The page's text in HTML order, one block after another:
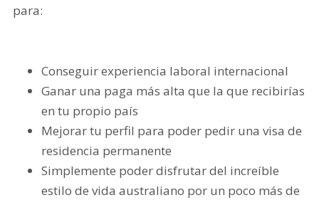
para:
Conseguir experiencia laboral internacional
Ganar una paga más alta que la que recibirías
en tu propio país
Mejorar tu perfil para poder pedir una visa de
residencia permanente
Simplemente poder disfrutar del increíble
estilo de vida australiano por un poco más de